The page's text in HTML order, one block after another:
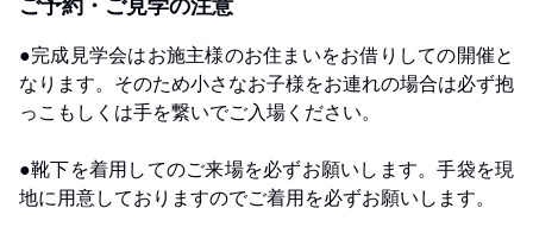
●完成見学会はお施主様のお住まいをお借りしての開催と
なります。そのため小さなお子様をお連れの場合は必ず抱
っこもしくは手を繋いでご入場ください。
●靴下を着用してのご来場を必ずお願いします。手袋を現
地に用意しておりますのでご着用を必ずお願いします。